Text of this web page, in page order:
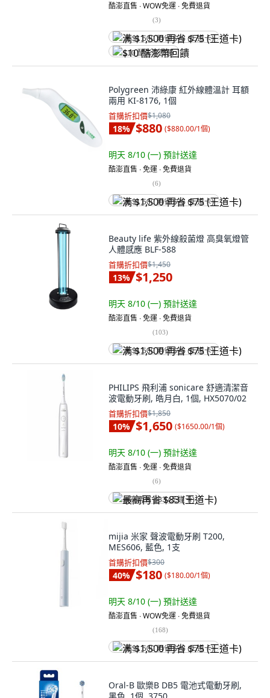
酷澎直售 ∙ WOW免運 ∙ 免費退貨
(3)
满 $1,500 再省 $75 (王道卡)
$10 酷澎幣回饋
Polygreen 沛綠康 紅外線體溫計 耳額
兩用 KI-8176, 1個
首購折扣價$1,080
18% $880 ($880.00/1個)
明天 8/10 (一) 預計送達
酷澎直售 ∙ 免運 ∙ 免費退貨
(6)
满 $1,500 再省 $75 (王道卡)
Beauty life 紫外線殺菌燈 高臭氧燈管
人體感應 BLF-588
首購折扣價$1,450
13% $1,250
明天 8/10 (一) 預計送達
酷澎直售 ∙ 免運 ∙ 免費退貨
(103)
满 $1,500 再省 $75 (王道卡)
PHILIPS 飛利浦 sonicare 舒適清潔音
波電動牙刷, 皓月白, 1個, HX5070/02
首購折扣價$1,850
10% $1,650 ($1650.00/1個)
明天 8/10 (一) 預計送達
酷澎直售 ∙ 免運 ∙ 免費退貨
(6)
最高再省 $83 (王道卡)
mijia 米家 聲波電動牙刷 T200,
MES606, 藍色, 1支
首購折扣價$300
40% $180 ($180.00/1個)
明天 8/10 (一) 預計送達
酷澎直售 ∙ WOW免運 ∙ 免費退貨
(168)
满 $1,500 再省 $75 (王道卡)
Oral-B 歐樂B DB5 電池式電動牙刷,